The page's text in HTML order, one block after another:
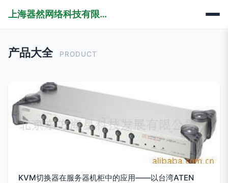
上海器然网络科技有限公司
产品大全 PRODUCT
KVM切换器在服务器机柜中的应用——以台湾ATEN